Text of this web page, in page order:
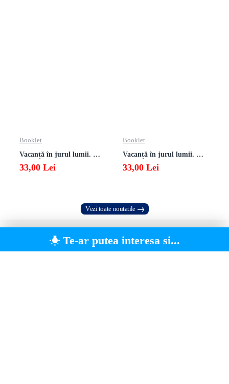
Booklet
Vacanță în jurul lumii. Matematică clasa a VII-a – EDIȚIA 2026
33,00 Lei
Booklet
Vacanță în jurul lumii. Matematică clasa a VI-a – EDIȚIA 2026
33,00 Lei
Vezi toate noutatile
Te-ar putea interesa si...